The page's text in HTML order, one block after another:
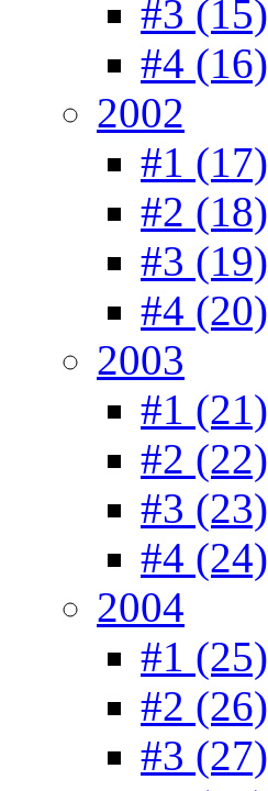
#3 (15)
#4 (16)
2002
#1 (17)
#2 (18)
#3 (19)
#4 (20)
2003
#1 (21)
#2 (22)
#3 (23)
#4 (24)
2004
#1 (25)
#2 (26)
#3 (27)